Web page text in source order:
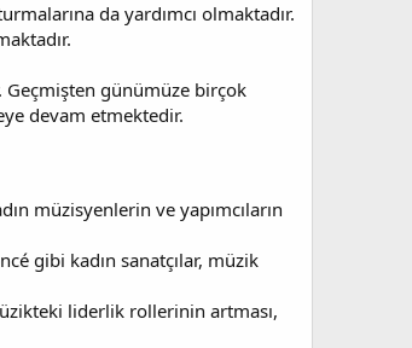
da yardımcı olmaktadır.
Geçmişten günümüze birçok
devam etmektedir.
müzisyenlerin ve yapımcıların
gibi kadın sanatçılar, müzik
liderlik rollerinin artması,